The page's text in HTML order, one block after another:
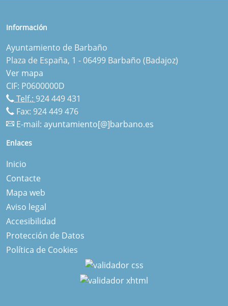
Información
Ayuntamiento de Barbaño
Plaza de España, 1 - 06499 Barbaño (Badajoz)
Ver mapa
CIF: P0600000D
Telf.: 924 449 431
Fax: 924 449 476
E-mail: ayuntamiento[@]barbano.es
Enlaces
Inicio
Contacte
Mapa web
Aviso legal
Accesibilidad
Protección de Datos
Política de Cookies